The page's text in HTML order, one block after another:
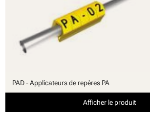
PAD - Applicateurs de repères PA
Afficher le produit